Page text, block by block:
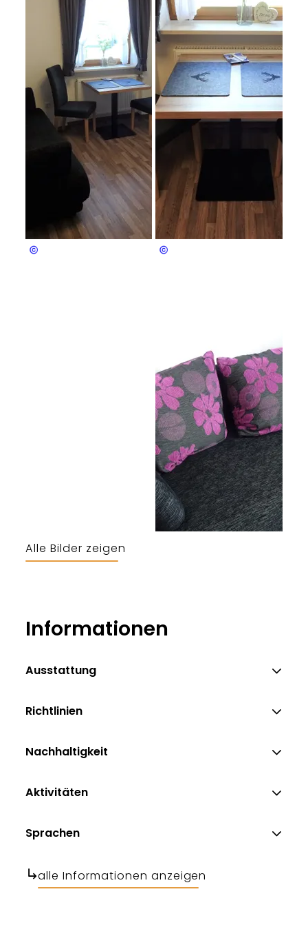
Grüsser Grüsser
Alle Bilder zeigen
Informationen
Ausstattung
Richtlinien
Nachhaltigkeit
Aktivitäten
Sprachen
alle Informationen anzeigen